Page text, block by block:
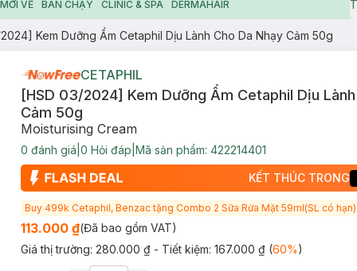
VỀ BÁN CHẠY CLINIC & SPA DERMAHAIR
Kem Dưỡng Ẩm Cetaphil Dịu Lành Cho Da Nhạy Cảm 50g
CETAPHIL
[HSD 03/2024] Kem Dưỡng Ẩm Cetaphil Dịu
Cảm 50g
Moisturising Cream
0 đánh giá 0 Hỏi đáp Mã sản phẩm: 422214401
KẾT THÚC TRONG
Buy 499k Cetaphil, Benzac tặng Combo 2 Sữa Rửa Mặt 59ml(SL có hạn)
113.000 ₫(Đã bao gồm VAT)
Giá thị trường: 280.000 ₫ - Tiết kiệm: 167.000 ₫(60%)